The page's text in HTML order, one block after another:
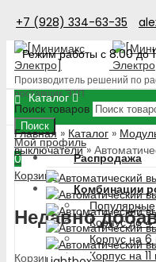
+7 (928) 334-63-35
Режим работы с 8.00 до
Производитель решений по
поставщик ЭТП
Поиск товаров
Поиск
Мой профиль
0
Корзина
Недавно
Корзина пуста!
Каталог
Распродажа
Комбинации
Популярные
Корпус до
Корпус на
Корпус на
Главная » Каталог »
выключатели»